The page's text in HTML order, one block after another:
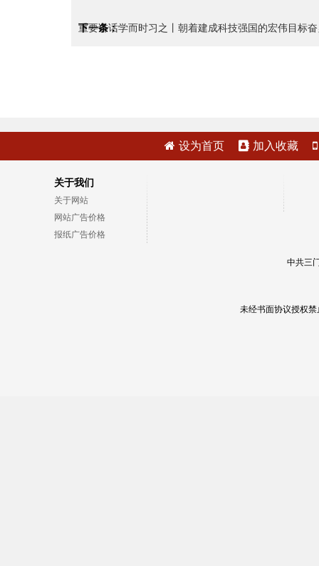
重要讲话
下一条：学而时习之丨朝着建成科技强国的宏伟目标
设为首页 加入收藏
关于我们
关于网站
网站广告价格
报纸广告价格
中共三
未经书面协议授权